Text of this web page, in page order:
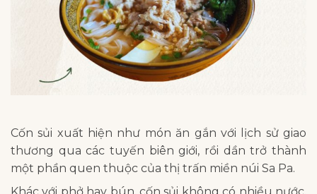
Cốn sủi xuất hiện như món ăn gắn với lịch sử giao
thương qua các tuyến biên giới, rồi dần trở thành
một phần quen thuộc của thị trấn miền núi Sa Pa.